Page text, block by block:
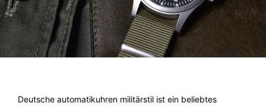
Deutsche automatikuhren militärstil ist ein beliebtes